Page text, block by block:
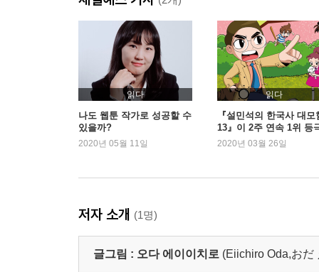
읽다
나도 웹툰 작가로 성공할 수
있을까?
2020년 05월 11일
읽다
『설민석의 한국사 대모
13』이 2주 연속 1위 등
2020년 03월 26일
저자 소개 (1명)
글그림 : 오다 에이이치로 (Eiichiro Oda,おだ